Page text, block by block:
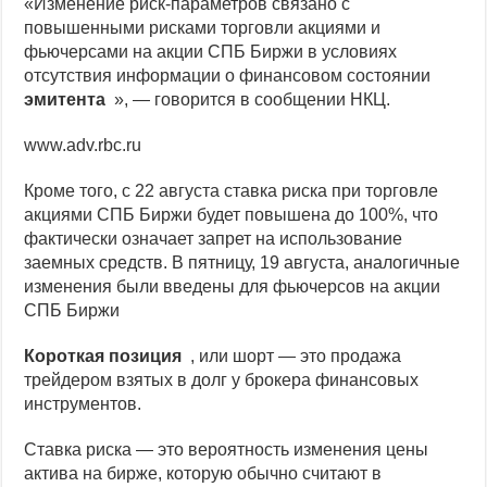
«Изменение риск-параметров связано с
повышенными рисками торговли акциями и
фьючерсами на акции СПБ Биржи в условиях
отсутствия информации о финансовом состоянии
эмитента », — говорится в сообщении НКЦ.
www.adv.rbc.ru
Кроме того, с 22 августа ставка риска при торговле
акциями СПБ Биржи будет повышена до 100%, что
фактически означает запрет на использование
заемных средств. В пятницу, 19 августа, аналогичные
изменения были введены для фьючерсов на акции
СПБ Биржи
Короткая позиция , или шорт — это продажа
трейдером взятых в долг у брокера финансовых
инструментов.
Ставка риска — это вероятность изменения цены
актива на бирже, которую обычно считают в